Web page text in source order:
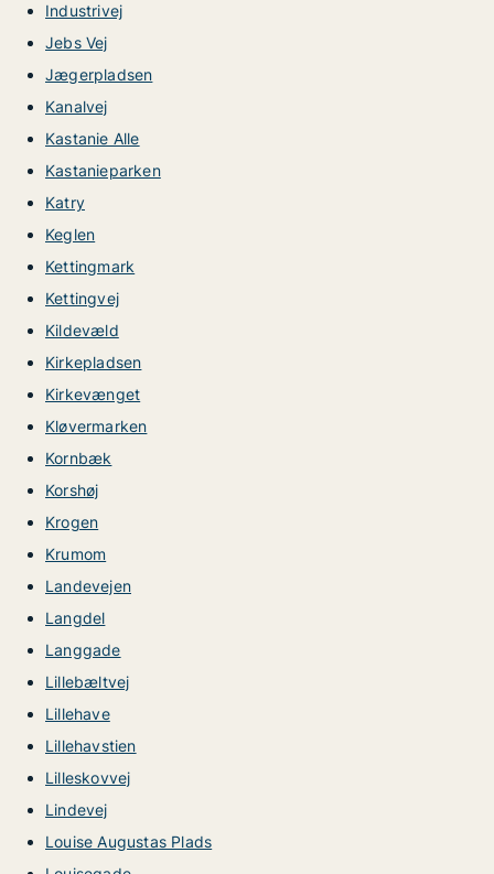
Industrivej
Jebs Vej
Jægerpladsen
Kanalvej
Kastanie Alle
Kastanieparken
Katry
Keglen
Kettingmark
Kettingvej
Kildevæld
Kirkepladsen
Kirkevænget
Kløvermarken
Kornbæk
Korshøj
Krogen
Krumom
Landevejen
Langdel
Langgade
Lillebæltvej
Lillehave
Lillehavstien
Lilleskovvej
Lindevej
Louise Augustas Plads